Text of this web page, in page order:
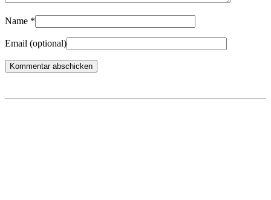
Name *
Email (optional)